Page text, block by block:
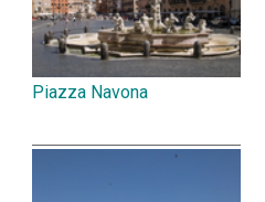
Piazza Navona